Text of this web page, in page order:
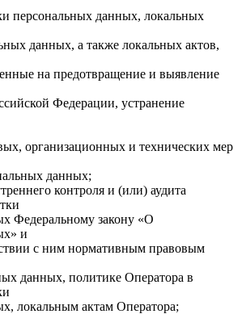
персональных данных, локальных
данных, а также локальных актов,
на предотвращение и выявление
Федерации, устранение
организационных и технических мер
данных;
контроля и (или) аудита
Федеральному закону «О
и
с ним нормативным правовым
данных, политике Оператора в
локальным актам Оператора;